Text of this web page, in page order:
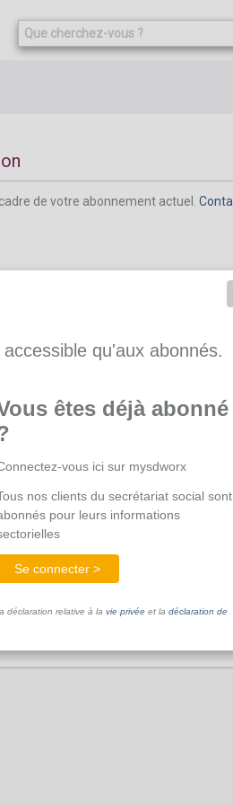
de votre abonnement actuel.
de responsabilisation
de votre abonnement actuel.
qu'aux abonnés.
êtes déjà abonné
vous ici sur mysdworx
nos clients du secrétariat social sont
pour leurs informations
Se connecter >
la déclaration relative à la vie privéeet la déclaration de